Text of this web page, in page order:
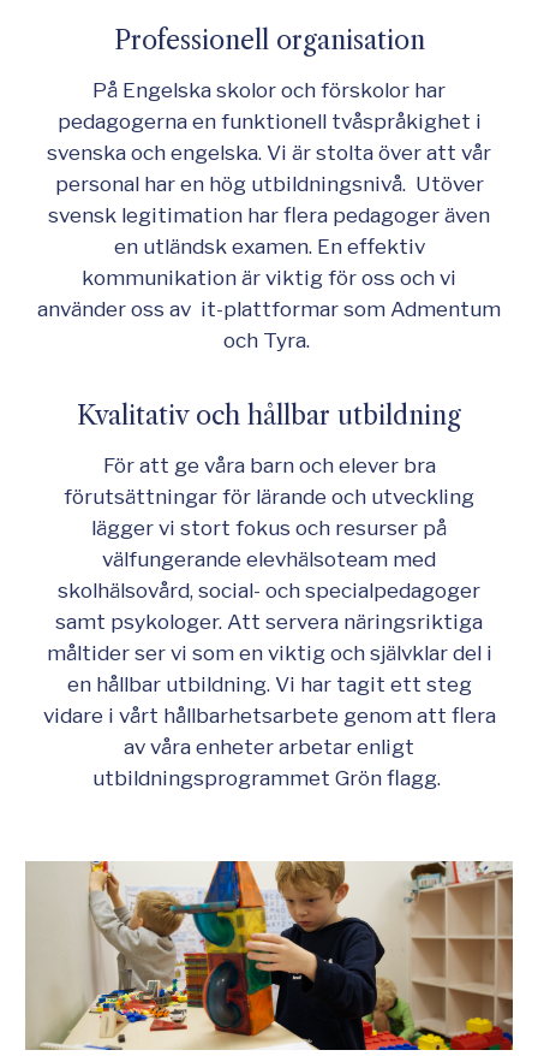
Professionell organisation
På Engelska skolor och förskolor har
pedagogerna en funktionell tvåspråkighet i
svenska och engelska. Vi är stolta över att vår
personal har en hög utbildningsnivå. Utöver
svensk legitimation har flera pedagoger även
en utländsk examen. En effektiv
kommunikation är viktig för oss och vi
använder oss av it-plattformar som Admentum
och Tyra.
Kvalitativ och hållbar utbildning
För att ge våra barn och elever bra
förutsättningar för lärande och utveckling
lägger vi stort fokus och resurser på
välfungerande elevhälsoteam med
skolhälsovård, social- och specialpedagoger
samt psykologer. Att servera näringsriktiga
måltider ser vi som en viktig och självklar del i
en hållbar utbildning. Vi har tagit ett steg
vidare i vårt hållbarhetsarbete genom att flera
av våra enheter arbetar enligt
utbildningsprogrammet Grön flagg.